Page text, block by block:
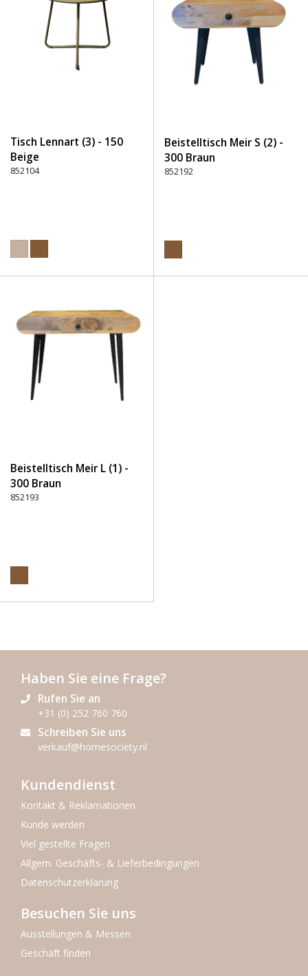
Tisch Lennart (3) - 150
Beige
852104
Beistelltisch Meir S (2) -
300 Braun
852192
Beistelltisch Meir L (1) -
300 Braun
852193
Haben Sie eine Frage?
Rufen Sie an
+31 (0) 252 760 760
Schreiben Sie uns
verkauf@homesociety.nl
Kundendienst
Kontakt & Reklamationen
Kunde werden
Viel gestellte Fragen
Allgem. Geschäfts- & Lieferbedingungen
Datenschutzerklärung
Besuchen Sie uns
Ausstellungen & Messen
Geschäft finden